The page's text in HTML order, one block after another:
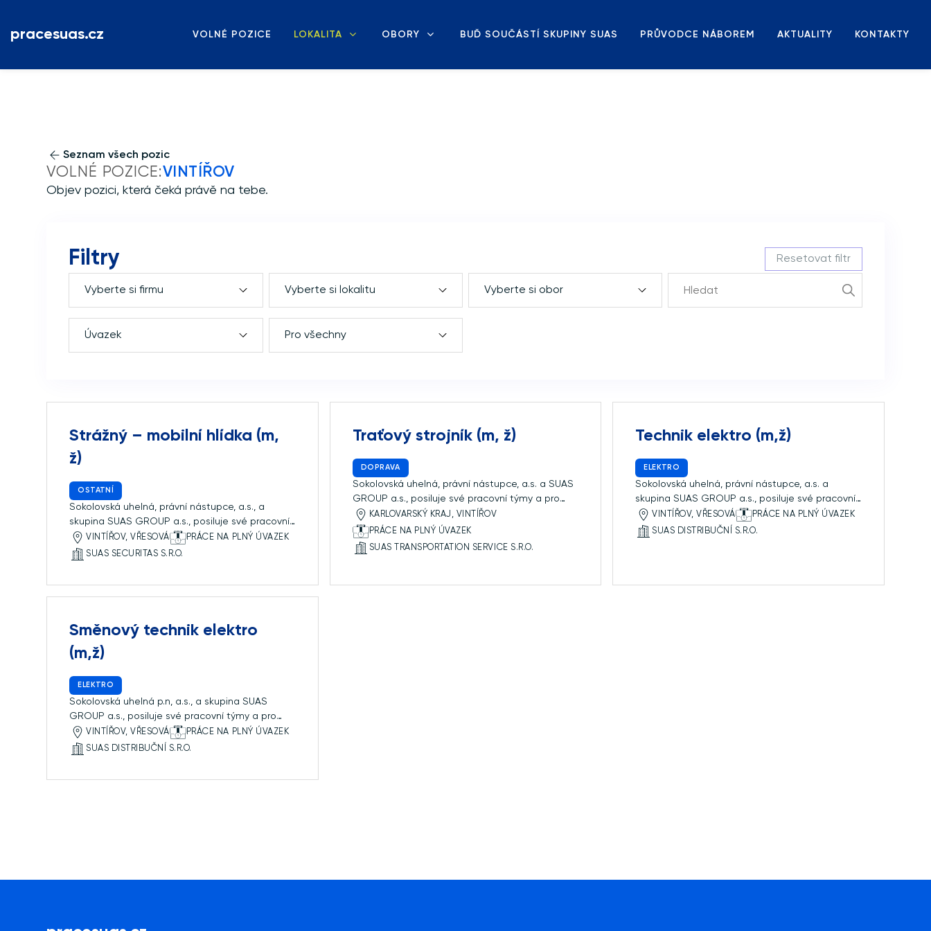
pracesuas.cz VOLNÉ POZICE LOKALITA OBORY BUĎ SOUČÁSTÍ SKUPINY SUAS PRŮVODCE NÁBOREM AKTUALITY KONTAKTY
Seznam všech pozic
VOLNÉ POZICE:VINTÍŘOV
Objev pozici, která čeká právě na tebe.
Filtry Resetovat filtr
Vyberte si firmu Vyberte si lokalitu Vyberte si obor
Úvazek Pro všechny
Strážný – mobilní hlídka (m,
ž)
OSTATNÍ
Sokolovská uhelná, právní nástupce, a.s., a
skupina SUAS GROUP a.s., posiluje své pracovní
týmy a pro svoji dceřinou společnost SUAS
Securitas s.r.o., hledá kolegy na pozici Strážný –
GROUP a.s. a následně SUAS Securitas s.r.o.,
VINTÍŘOV, VŘESOVÁ
PRÁCE NA PLNÝ ÚVAZEK
SUAS SECURITAS S.R.O.
Traťový strojník (m, ž)
DOPRAVA
Sokolovská uhelná, právní nástupce, a.s. a SUAS
GROUP a.s., posiluje své pracovní týmy a pro
svoji dceřinou společnost SUAS Transportation
Service s.r.o., hledá kolegy na pozici traťový
strojník (m, ž). S rozvojem nových a rozšířením
stávajících projektů ve skupině SUAS GROUP a.s.
hledáme traťového strojníka (m, ž). […]
KARLOVARSKÝ KRAJ, VINTÍŘOV
PRÁCE NA PLNÝ ÚVAZEK
SUAS TRANSPORTATION SERVICE S.R.O.
Technik elektro (m,ž)
ELEKTRO
Sokolovská uhelná, právní nástupce, a.s. a
skupina SUAS GROUP a.s., posiluje své pracovní
týmy a pro svoji dceřinou společnost SUAS
Distribuční s.r.o., hledá zaměstnance na pozici
připojených odběratelů.
VINTÍŘOV, VŘESOVÁ
PRÁCE NA PLNÝ ÚVAZEK
SUAS DISTRIBUČNÍ S.R.O.
Směnový technik elektro
(m,ž)
ELEKTRO
Sokolovská uhelná p.n, a.s., a skupina SUAS
GROUP a.s., posiluje své pracovní týmy a pro
svoji dceřinou společnost SUAS Distribuční s.r.o.,
hledá kolegy na pozici Směnový technik
VINTÍŘOV, VŘESOVÁ
PRÁCE NA PLNÝ ÚVAZEK
SUAS DISTRIBUČNÍ S.R.O.